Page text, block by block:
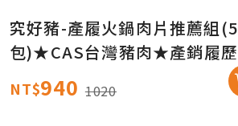
究好豬-產履火鍋肉片推薦組(5
包)★CAS台灣豬肉★產銷履歷
★【產地直送免運】
NT$940 1020